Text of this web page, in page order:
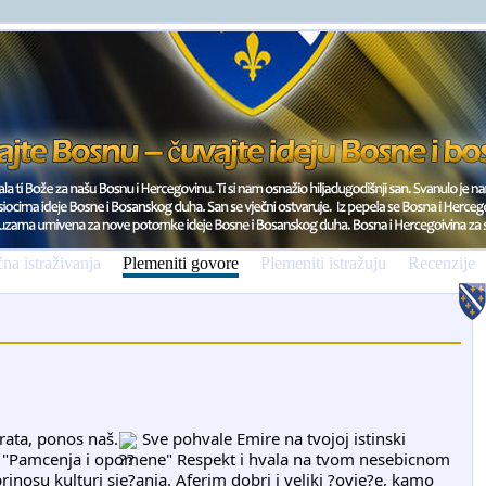
istraživanja Plemeniti govore Plemeniti istražuju Recenzije
ponos naš.
Sve pohvale Emire na tvojoj istinski
i opomene" Respekt i hvala na tvom nesebicnom
kulturi sje?anja. Aferim dobri i veliki ?ovje?e, kamo